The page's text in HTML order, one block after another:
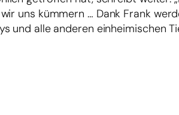
uns kümmern … Dank Frank
und alle anderen einheimischen